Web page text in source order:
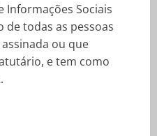
Informações Sociais
de todas as pessoas
ou que
e tem como